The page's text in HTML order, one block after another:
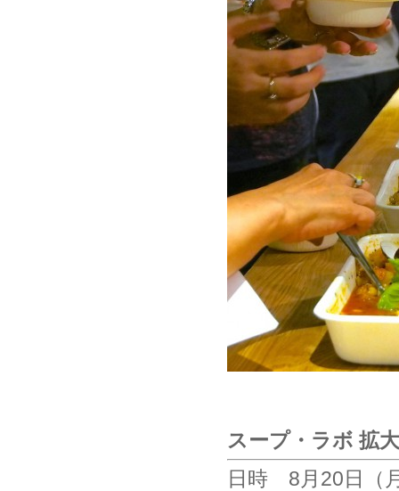
スープ・ラボ 拡
日時 8月20日（